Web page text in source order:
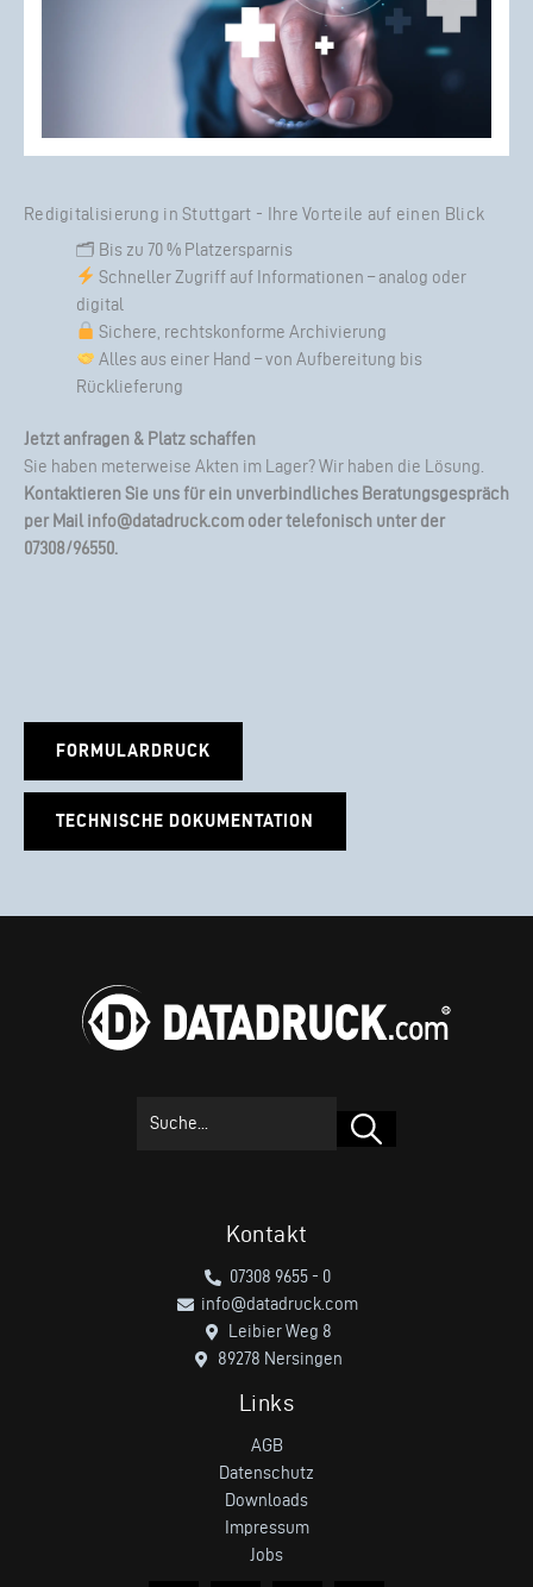
Redigitalisierung in Stuttgart - Ihre Vorteile auf einen Blick
🗂 Bis zu 70 % Platzersparnis
Schneller Zugriff auf Informationen – analog oder
digital
Sichere, rechtskonforme Archivierung
Alles aus einer Hand – von Aufbereitung bis
Rücklieferung
Jetzt anfragen & Platz schaffen
Sie haben meterweise Akten im Lager? Wir haben die Lösung.
Kontaktieren Sie uns für ein unverbindliches Beratungsgespräch
per Mailinfo@datadruck.com oder telefonisch unter der
07308/96550.
FORMULARDRUCK
TECHNISCHE DOKUMENTATION
Kontakt
07308 9655 - 0
info@datadruck.com
Leibier Weg 8
89278 Nersingen
Links
AGB
Datenschutz
Downloads
Impressum
Jobs